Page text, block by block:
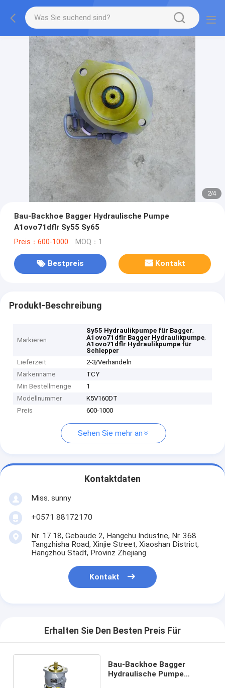
2/4
Bau-Backhoe Bagger Hydraulische Pumpe
A1ovo71dflr Sy55 Sy65
Preis：600-1000 MOQ：1
Bestpreis Kontakt
Produkt-Beschreibung
Markieren
Sy55 Hydraulikpumpe für Bagger,
A1ovo71dflr Bagger Hydraulikpumpe,
A1ovo71dflr Hydraulikpumpe für
Schlepper
Lieferzeit
2-3/Verhandeln
Markenname
TCY
Min Bestellmenge
1
Modellnummer
K5V160DT
Preis
600-1000
Sehen Sie mehr an
Kontaktdaten
Miss. sunny
+0571 88172170
Nr. 17.18, Gebäude 2, Hangchu Industrie, Nr. 368
Tangzhisha Road, Xinjie Street, Xiaoshan District,
Hangzhou Stadt, Provinz Zhejiang
Kontakt
Erhalten Sie Den Besten Preis Für
Bau-Backhoe Bagger
Hydraulische Pumpe